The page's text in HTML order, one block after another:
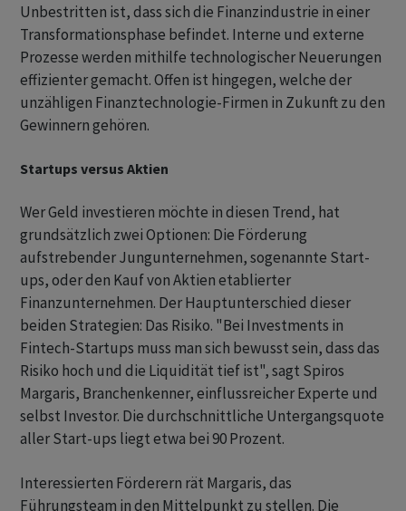
Unbestritten ist, dass sich die Finanzindustrie in einer
Transformationsphase befindet. Interne und externe
Prozesse werden mithilfe technologischer Neuerungen
effizienter gemacht. Offen ist hingegen, welche der
unzähligen Finanztechnologie-Firmen in Zukunft zu den
Gewinnern gehören.
Startups versus Aktien
Wer Geld investieren möchte in diesen Trend, hat
grundsätzlich zwei Optionen: Die Förderung
aufstrebender Jungunternehmen, sogenannte Start-
ups, oder den Kauf von Aktien etablierter
Finanzunternehmen. Der Hauptunterschied dieser
beiden Strategien: Das Risiko. "Bei Investments in
Fintech-Startups muss man sich bewusst sein, dass das
Risiko hoch und die Liquidität tief ist", sagt Spiros
Margaris, Branchenkenner, einflussreicher Experte und
selbst Investor. Die durchschnittliche Untergangsquote
aller Start-ups liegt etwa bei 90 Prozent.
Interessierten Förderern rät Margaris, das
Führungsteam in den Mittelpunkt zu stellen. Die